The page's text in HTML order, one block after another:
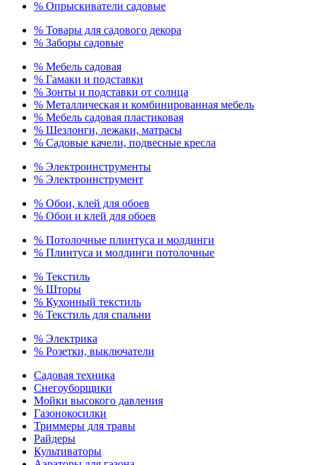
% Опрыскиватели садовые
% Товары для садового декора
% Заборы садовые
% Мебель садовая
% Гамаки и подставки
% Зонты и подставки от солнца
% Металлическая и комбинированная мебель
% Мебель садовая пластиковая
% Шезлонги, лежаки, матрасы
% Садовые качели, подвесные кресла
% Электроинструменты
% Электроинструмент
% Обои, клей для обоев
% Обои и клей для обоев
% Потолочные плинтуса и молдинги
% Плинтуса и молдинги потолочные
% Текстиль
% Шторы
% Кухонный текстиль
% Текстиль для спальни
% Электрика
% Розетки, выключатели
Садовая техника
Снегоуборщики
Мойки высокого давления
Газонокосилки
Триммеры для травы
Райдеры
Культиваторы